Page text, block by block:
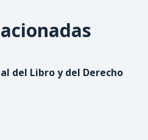
del Libro y del Derecho